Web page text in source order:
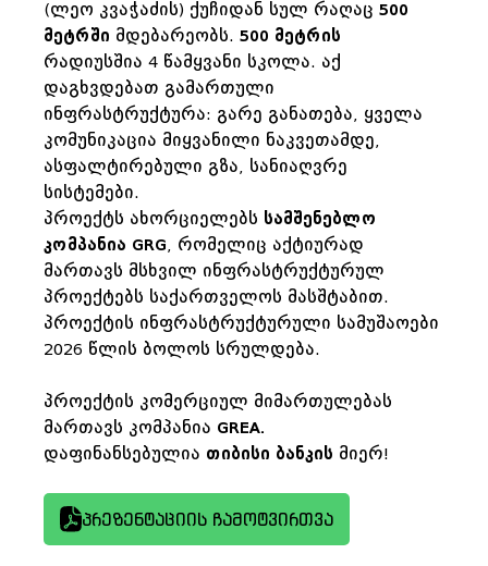
(ლეო კვაჭაძის) ქუჩიდან სულ რაღაც 500
მეტრში მდებარეობს. 500 მეტრის
რადიუსშია 4 წამყვანი სკოლა. აქ
დაგხვდებათ გამართული
ინფრასტრუქტურა: გარე განათება, ყველა
კომუნიკაცია მიყვანილი ნაკვეთამდე,
ასფალტირებული გზა, სანიაღვრე
სისტემები.
პროექტს ახორციელებს სამშენებლო
კომპანია GRG , რომელიც აქტიურად
მართავს მსხვილ ინფრასტრუქტურულ
პროექტებს საქართველოს მასშტაბით.
პროექტის ინფრასტრუქტურული სამუშაოები
2026 წლის ბოლოს სრულდება.
პროექტის კომერციულ მიმართულებას
მართავს კომპანია GREA.
დაფინანსებულია თიბისი ბანკის მიერ!
პრეზენტაციის ჩამოტვირთვა